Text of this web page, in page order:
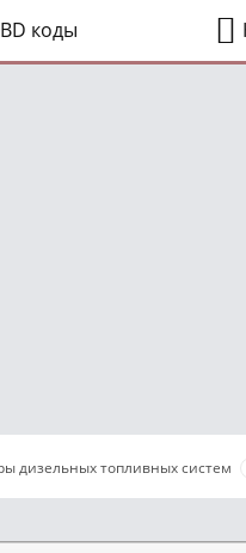
коды
дизельных топливных систем